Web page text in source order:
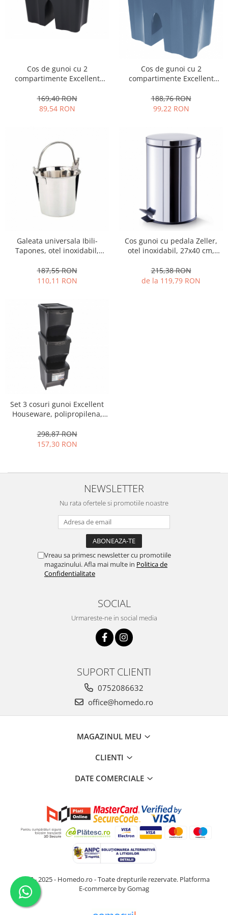
Cos de gunoi cu 2
compartimente Excellent
cm, 2x25 l, negru/alb
169,40 RON
89,54 RON
Cos de gunoi cu 2
compartimente Excellent
cm, albastru
188,76 RON
99,22 RON
Galeata universala Ibili-
Tapones, otel inoxidabil,
187,55 RON
110,11 RON
Cos gunoi cu pedala Zeller,
otel inoxidabil, 27x40 cm,
215,38 RON
de la 119,79 RON
Set 3 cosuri gunoi Excellent
Houseware, polipropilena,
298,87 RON
157,30 RON
NEWSLETTER
Nu rata ofertele si promotiile noastre
Vreau sa primesc newsletter cu promotiile
magazinului. Afla mai multe in Politica de
Confidentialitate
SOCIAL
Urmareste-ne in social media
SUPORT CLIENTI
0752086632
office@homedo.ro
MAGAZINUL MEU
CLIENTI
DATE COMERCIALE
2017 - 2025 - Homedo.ro - Toate drepturile rezervate. Platforma
E-commerce by Gomag